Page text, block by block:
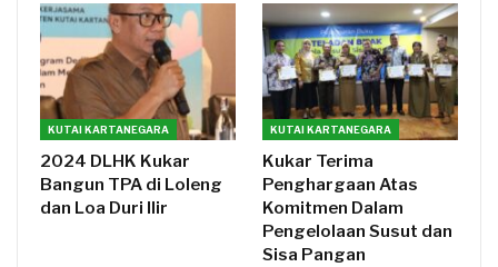
KUTAI KARTANEGARA
2024 DLHK Kukar
Bangun TPA di Loleng
dan Loa Duri Ilir
KUTAI KARTANEGARA
Kukar Terima
Penghargaan Atas
Komitmen Dalam
Pengelolaan Susut dan
Sisa Pangan